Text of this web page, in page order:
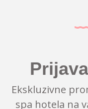
Ekskluzivne
spa hotela na